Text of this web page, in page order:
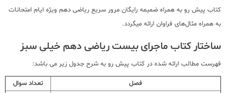
کتاب پیش رو به همراه ضمیمه رایگان مرور سریع ریاضی دهم ویژه ایام امتحانات
به همراه مثال‌های فراوان ارائه میگردد.
ساختار کتاب ماجرای بیست ریاضی دهم خیلی سبز
فهرست مطالب ارائه شده در کتاب پیش رو به شرح جدول زیر می باشد:
فصل
تعداد سوال